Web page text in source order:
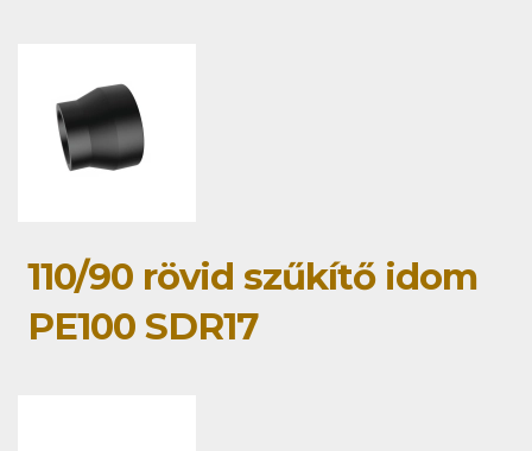
110/90 rövid szűkítő idom
PE100 SDR17